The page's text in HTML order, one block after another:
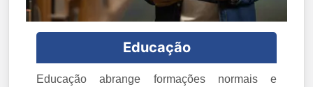
Educação
Educação abrange formações normais e